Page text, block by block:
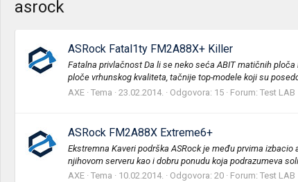
asrock
ASRock Fatal1ty FM2A88X+ Killer
Fatalna privlačnost Da li se neko seća ABIT matičnih
ploče vrhunskog kvaliteta, tačnije top-modele koji su
AXE Tema 23.02.2014. Odgovora: 15 Forum: Test LAB
ASRock FM2A88X Extreme6+
Ekstremna Kaveri podrška ASRock je među prvima
njihovom serveru kao i dobru ponudu koja podrazumeva
AXE Tema 10.02.2014. Odgovora: 20 Forum: Test LAB